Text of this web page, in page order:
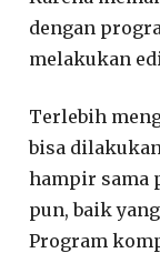
dengan
melakukan
Terlebih
bisa
hampir sama
pun, baik
Program